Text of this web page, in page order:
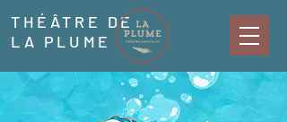
THÉÂTRE DE
LA PLUME